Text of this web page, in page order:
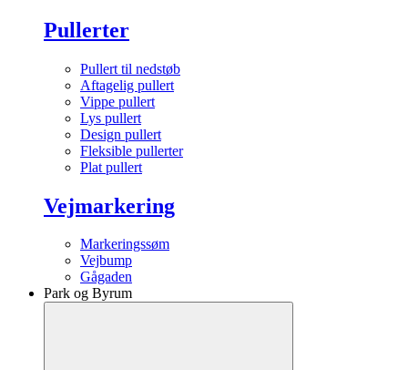
Pullerter
Pullert til nedstøb
Aftagelig pullert
Vippe pullert
Lys pullert
Design pullert
Fleksible pullerter
Plat pullert
Vejmarkering
Markeringssøm
Vejbump
Gågaden
Park og Byrum